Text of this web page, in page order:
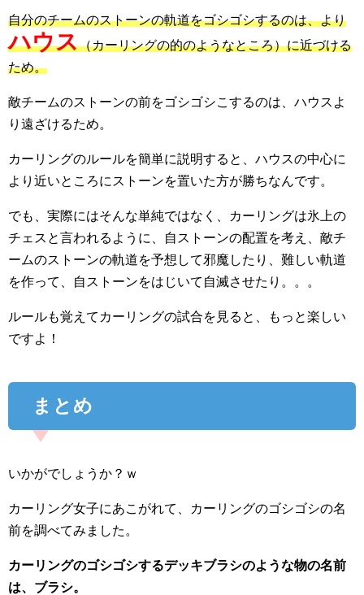
自分のチームのストーンの軌道をゴシゴシするのは、より
ハウス（カーリングの的のようなところ）に近づける
ため。
敵チームのストーンの前をゴシゴシこするのは、ハウスよ
り遠ざけるため。
カーリングのルールを簡単に説明すると、ハウスの中心に
より近いところにストーンを置いた方が勝ちなんです。
でも、実際にはそんな単純ではなく、カーリングは氷上の
チェスと言われるように、自ストーンの配置を考え、敵チ
ームのストーンの軌道を予想して邪魔したり、難しい軌道
を作って、自ストーンをはじいて自滅させたり。。。
ルールも覚えてカーリングの試合を見ると、もっと楽しい
ですよ！
まとめ
いかがでしょうか？ｗ
カーリング女子にあこがれて、カーリングのゴシゴシの名
前を調べてみました。
カーリングのゴシゴシするデッキブラシのような物の名前
は、ブラシ。